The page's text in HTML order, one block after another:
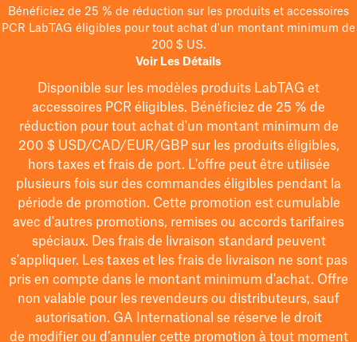
Bénéficiez de 25 % de réduction sur les produits et accessoires
PCR LabTAG éligibles pour tout achat d'un montant minimum de
200 $ US.
Voir Les Détails
Disponible sur les modèles produits LabTAG et
accessoires PCR éligibles. Bénéficiez de 25 % de
réduction pour tout achat d'un montant minimum de
200 $USD/CAD/EUR/GBPsur les produits éligibles,
hors taxes et frais de port. L'offre peut être utilisée
plusieurs fois sur des commandes éligibles pendant la
période de promotion. Cette promotion est cumulable
avec d'autres promotions, remises ou accords tarifaires
spéciaux. Des frais de livraison standard peuvent
s'appliquer. Les taxes et les frais de livraison ne sont pas
pris en compte dans le montant minimum d'achat. Offre
non valable pour les revendeurs ou distributeurs, sauf
autorisation. GA International se réserve le droit
de modifierou d’annuler cette promotion à tout moment